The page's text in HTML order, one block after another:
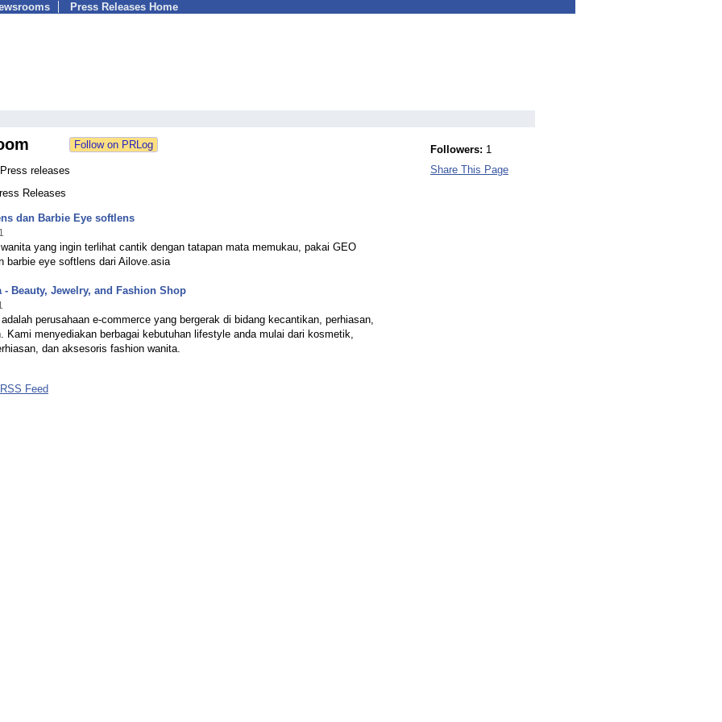
Press Releases Home
releases
Releases
dan Barbie Eye softlens
yang ingin terlihat cantik dengan tatapan mata memukau, pakai GEO
barbie eye softlens dari Ailove.asia
- Beauty, Jewelry, and Fashion Shop
perusahaan e-commerce yang bergerak di bidang kecantikan, perhiasan,
Kami menyediakan berbagai kebutuhan lifestyle anda mulai dari kosmetik,
dan aksesoris fashion wanita.
Feed
Followers: 1
Share This Page